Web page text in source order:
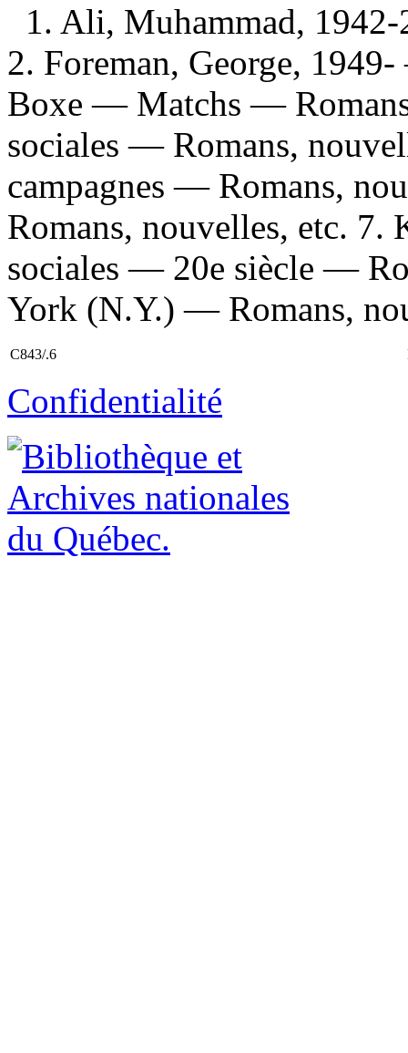
1. Ali, Muhammad,
2. Foreman, George,
Boxe — Matchs —
sociales — Romans,
campagnes — Romans,
Romans, nouvelles, etc.
sociales — 20e siècle —
York (N.Y.) — Romans,
C843/.6
Confidentialité